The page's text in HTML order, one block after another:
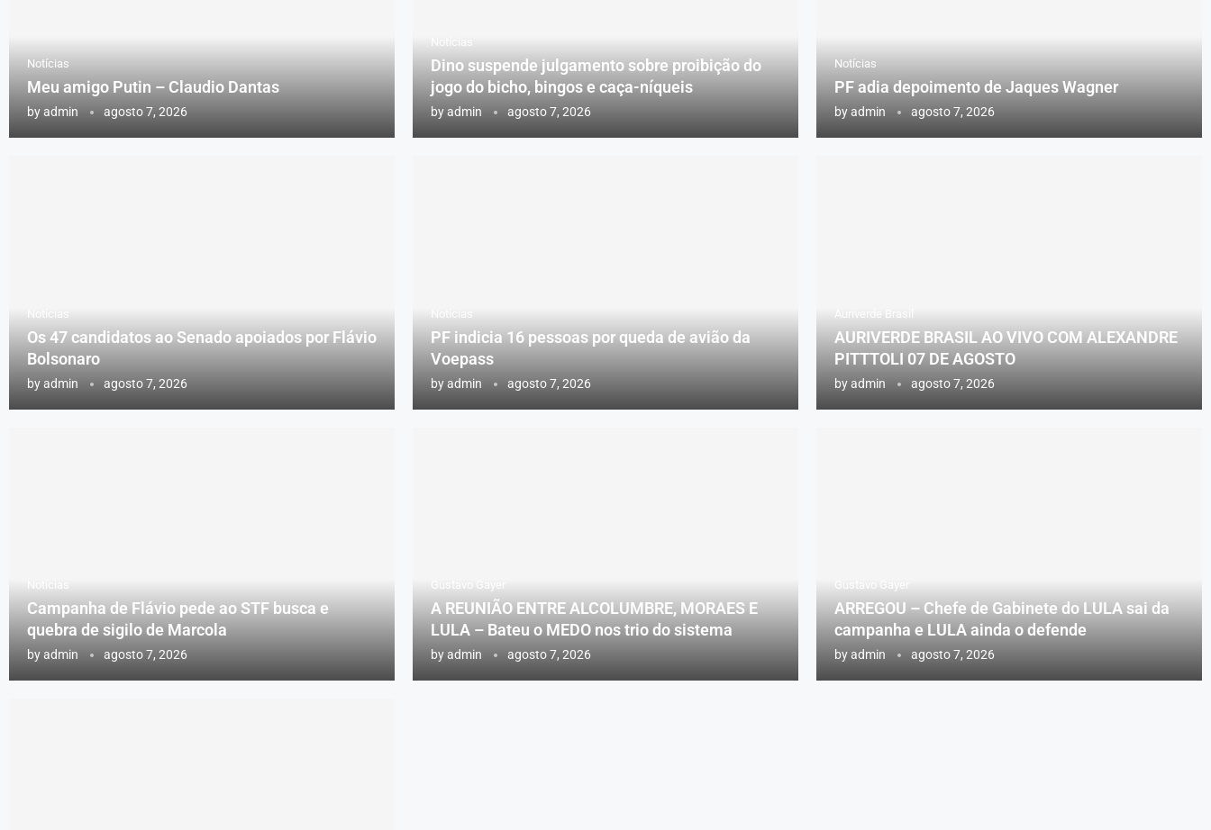
Notícias
Meu amigo Putin – Claudio Dantas
byadmin agosto 7, 2026
Notícias
Dino suspende julgamento sobre proibição do
jogo do bicho, bingos e caça-níqueis
byadmin agosto 7, 2026
Notícias
PF adia depoimento de Jaques Wagner
byadmin agosto 7, 2026
Notícias
Os 47 candidatos ao Senado apoiados por Flávio
Bolsonaro
byadmin agosto 7, 2026
Notícias
PF indicia 16 pessoas por queda de avião da
Voepass
byadmin agosto 7, 2026
Auriverde Brasil
AURIVERDE BRASIL AO VIVO COM ALEXANDRE
PITTTOLI 07 DE AGOSTO
byadmin agosto 7, 2026
Notícias
Campanha de Flávio pede ao STF busca e
quebra de sigilo de Marcola
byadmin agosto 7, 2026
Gustavo Gayer
A REUNIÃO ENTRE ALCOLUMBRE, MORAES E
LULA – Bateu o MEDO nos trio do sistema
byadmin agosto 7, 2026
Gustavo Gayer
ARREGOU – Chefe de Gabinete do LULA sai da
campanha e LULA ainda o defende
byadmin agosto 7, 2026